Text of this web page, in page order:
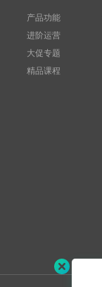
产品功能
进阶运营
大促专题
精品课程